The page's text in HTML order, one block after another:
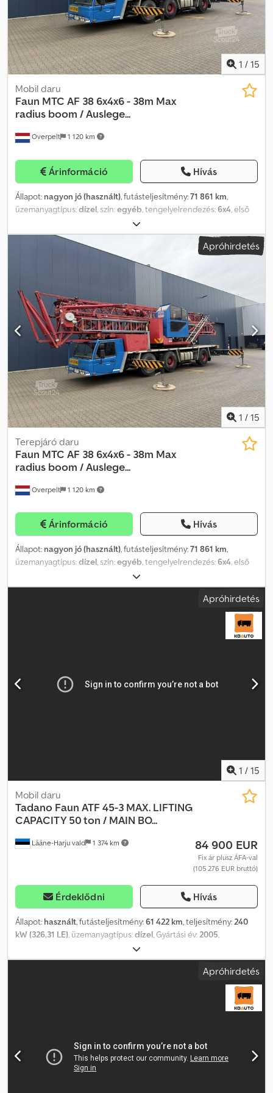
1 / 15
Overpelt 1 120 km
Mobil daru
Faun MTC AF 38 6x4x6 - 38m Max
radius boom / Auslege...
Árinformáció Hívás
Állapot: nagyon jó (használt), futásteljesítmény:71 861 km,
üzemanyagtípus:dízel , szín:egyéb , tengelyelrendezés:6x4 , első
, kibocsátási osztály:
év:2008, üzemórák:9 086 h, = További opciók és tartozékok = - 3
tengely = Megjegyzések = Állapot Felújított: × CE-típus: CE, EPA,
TÜV = További információk = Műszaki adatok Hengerek száma: 6
Hajtás: kerék Motortípus: MERCEDES-BENZ OM926LA (Euro 2),
~240 kW (326 LE). Súlyok Önsúly: 35 880 kg Hasznos teher: 120 kg
Megengedett össztömeg: 36 000 kg Funkcionális Felsőkar-hossz:
38 m CE-jelölés: igen Dcjdpsy Rh Taefx Ah Rjk Karbantartás,
előélet és állapot Műszaki vizsga (APK): érvényes 2026.12-ig
Műszaki állapot: nagyon jó Esztétikai állapot: nagyon jó Azonosító
Rendszám: 1VKP472
Apróhirdetés
1 / 15
Overpelt 1 120 km
Terepjáró daru
Faun MTC AF 38 6x4x6 - 38m Max
radius boom / Auslege...
Árinformáció Hívás
Állapot: nagyon jó (használt), futásteljesítmény:71 861 km,
üzemanyagtípus:dízel, szín:egyéb, tengelyelrendezés:6x4, első
, kibocsátási osztály:
év:2008, üzemórák:9 086 h, = További opciók és tartozékok = - 3
tengely = Megjegyzések = Állapot Felújított: × CE-típus: CE, EPA,
TÜV = További információk = Műszaki adatok Hengerek száma: 6
Hajtás: kerék Motortípus: MERCEDES-BENZ OM926LA (Euro 2),
~240 kW (326 LE). Súlyok Önsúly: 35 880 kg Hasznos teher: 120 kg
vizsga (APK): érvényes 2026.12-ig Műszaki állapot: nagyon jó
Esztétikai állapot: nagyon jó Djdpfx Ahoy Rh Tgj Rjck Azonosító
Apróhirdetés
1 / 15
Lääne-Harju vald 1 374 km
Mobil daru
Tadano Faun ATF 45-3 MAX. LIFTING
CAPACITY 50 ton / MAIN BO...
84 900 EUR
Fix ár plusz ÁFA-val
(105 276 EUR bruttó)
Érdeklődni Hívás
Állapot: használt, futásteljesítmény:61 422 km, teljesítmény:240
kW (326,31 LE), üzemanyagtípus:dízel, Gyártási év:2005,
, Felszereltség:
információk: Márka: TADANO FAUN Típus: ATF 45-3 Felépítmény:
daru (max. teherbírás 50 tonna / főgém 34 m) Gyártási év: 2005.02.
Futásteljesítmény: 61 422 km / 19 807 daruóra Alvázszám: ...4040648
Felfüggesztés: hidropneumatikus Tengelyképlet: 6x6 Djdpfx Ahjxy
Hajtás: kerekes Önsúly: 42 000 kg Méretek (HxSzxM): 1 044 x 255 x
362 cm Teherbírás: 50 000 kg Gyári szám: WFN3RTTP854040648
Apróhirdetés